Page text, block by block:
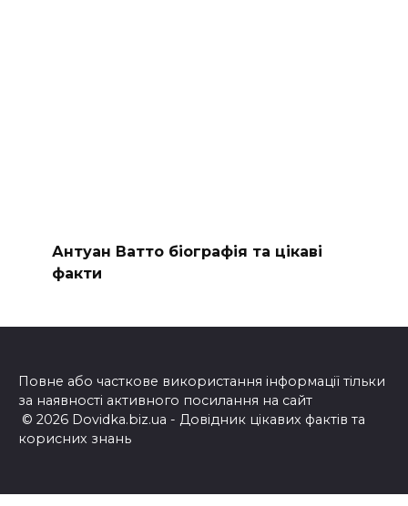
Антуан Ватто біографія та цікаві
факти
Повне або часткове використання інформації тільки
за наявності активного посилання на сайт
© 2026 Dovidka.biz.ua - Довідник цікавих фактів та
корисних знань